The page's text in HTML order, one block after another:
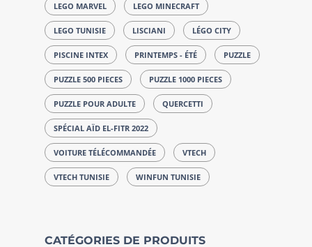
LEGO MARVEL LEGO MINECRAFT
LEGO TUNISIE LISCIANI LÉGO CITY
PISCINE INTEX PRINTEMPS - ÉTÉ PUZZLE
PUZZLE 500 PIECES PUZZLE 1000 PIECES
PUZZLE POUR ADULTE QUERCETTI
SPÉCIAL AÏD EL-FITR 2022
VOITURE TÉLÉCOMMANDÉE VTECH
VTECH TUNISIE WINFUN TUNISIE
CATÉGORIES DE PRODUITS